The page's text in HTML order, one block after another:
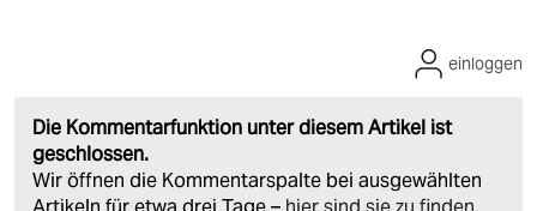
Die Kommentarfunktion unter diesem Artikel ist
geschlossen.
Wir öffnen die Kommentarspalte bei ausgewählten
einloggen